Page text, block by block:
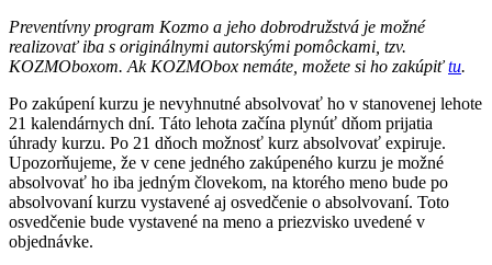
Preventívny program Kozmo a jeho dobrodružstvá je možné
realizovať iba s originálnymi autorskými pomôckami, tzv.
KOZMOboxom. Ak KOZMObox nemáte, možete si ho zakúpiťtu.
Po zakúpení kurzu je nevyhnutné absolvovať ho v stanovenej lehote
21 kalendárnych dní. Táto lehota začína plynúť dňom prijatia
úhrady kurzu. Po 21 dňoch možnosť kurz absolvovať expiruje.
Upozorňujeme, že v cene jedného zakúpeného kurzu je možné
absolvovať ho iba jedným človekom, na ktorého meno bude po
absolvovaní kurzu vystavené aj osvedčenie o absolvovaní. Toto
osvedčenie bude vystavené na meno a priezvisko uvedené v
objednávke.